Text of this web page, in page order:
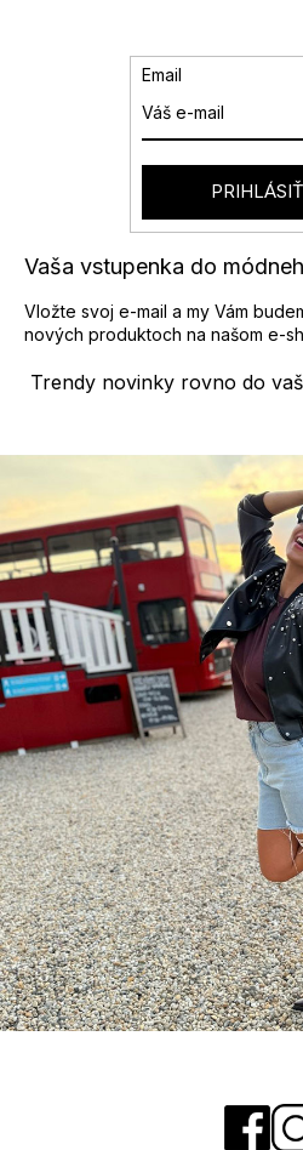
Trendy novinky rovno do
Vaša vstupenka do
Vložte svoj e-mail a my Vám
nových produktoch na našom e-
Email